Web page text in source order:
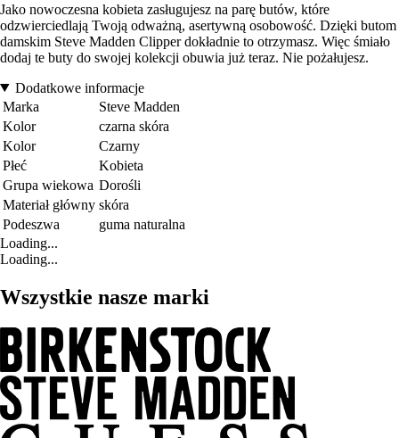
Jako nowoczesna kobieta zasługujesz na parę butów, które
odzwierciedlają Twoją odważną, asertywną osobowość. Dzięki butom
damskim Steve Madden Clipper dokładnie to otrzymasz. Więc śmiało
dodaj te buty do swojej kolekcji obuwia już teraz. Nie pożałujesz.
Dodatkowe informacje
Marka
Steve Madden
Kolor
czarna skóra
Kolor
Czarny
Płeć
Kobieta
Grupa wiekowa Dorośli
Materiał główny skóra
Podeszwa
guma naturalna
Loading...
Loading...
Wszystkie nasze marki